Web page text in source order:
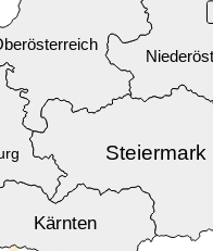
Kärnten
Steiermark